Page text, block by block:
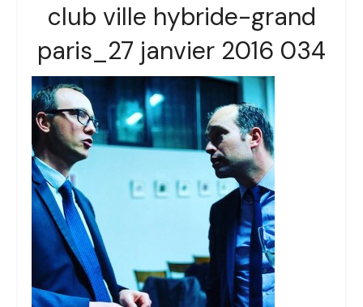
club ville hybride-grand
paris_27 janvier 2016 034